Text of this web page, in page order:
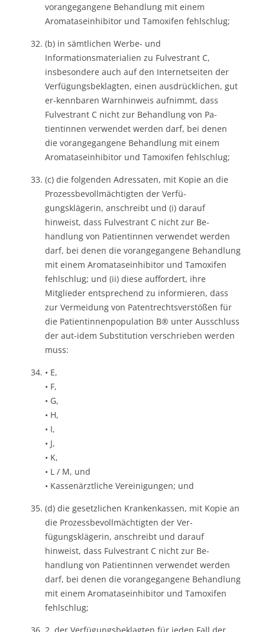
vorangegangene Behandlung mit einem
Aromataseinhibitor und Tamoxifen fehlschlug;
(b) in sämtlichen Werbe- und
Informationsmaterialien zu Fulvestrant C,
insbesondere auch auf den Internetseiten der
Verfügungsbeklagten, einen ausdrücklichen, gut
er-kennbaren Warnhinweis aufnimmt, dass
Fulvestrant C nicht zur Behandlung von Pa-
tientinnen verwendet werden darf, bei denen
die vorangegangene Behandlung mit einem
Aromataseinhibitor und Tamoxifen fehlschlug;
(c) die folgenden Adressaten, mit Kopie an die
Prozessbevollmächtigten der Verfü-
gungsklägerin, anschreibt und (i) darauf
hinweist, dass Fulvestrant C nicht zur Be-
handlung von Patientinnen verwendet werden
darf, bei denen die vorangegangene Behandlung
mit einem Aromataseinhibitor und Tamoxifen
fehlschlug; und (ii) diese auffordert, ihre
Mitglieder entsprechend zu informieren, dass
zur Vermeidung von Patentrechtsverstößen für
die Patientinnenpopulation B® unter Ausschluss
der aut-idem Substitution verschrieben werden
muss:
• E,
• F,
• G,
• H,
• I,
• J,
• K,
• L / M, und
• Kassenärztliche Vereinigungen; und
(d) die gesetzlichen Krankenkassen, mit Kopie an
die Prozessbevollmächtigten der Ver-
fügungsklägerin, anschreibt und darauf
hinweist, dass Fulvestrant C nicht zur Be-
handlung von Patientinnen verwendet werden
darf, bei denen die vorangegangene Behandlung
mit einem Aromataseinhibitor und Tamoxifen
fehlschlug;
2. der Verfügungsbeklagten für jeden Fall der